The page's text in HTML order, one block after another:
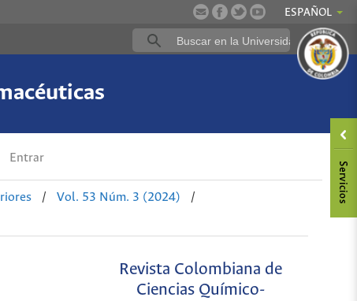
ESPAÑOL
Entrar
/ Vol. 53 Núm. 3 (2024)
/
Revista Colombiana de
Ciencias Químico-